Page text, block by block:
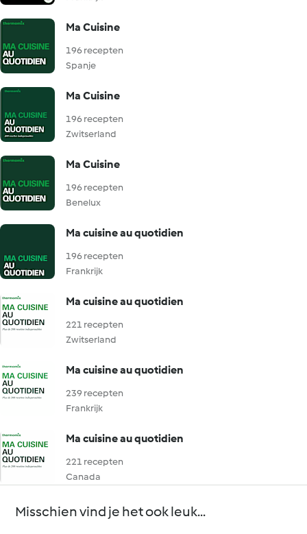
Ma Cuisine
196 recepten
Spanje
Ma Cuisine
196 recepten
Zwitserland
Ma Cuisine
196 recepten
Benelux
Ma cuisine au quotidien
196 recepten
Frankrijk
Ma cuisine au quotidien
221 recepten
Zwitserland
Ma cuisine au quotidien
239 recepten
Frankrijk
Ma cuisine au quotidien
221 recepten
Canada
Misschien vind je het ook leuk...